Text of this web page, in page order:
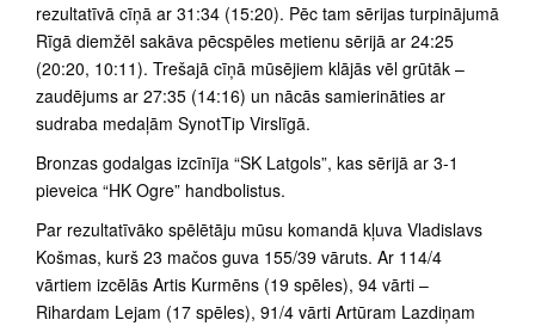
rezultatīvā cīņā ar 31:34 (15:20). Pēc tam sērijas turpinājumā
Rīgā diemžēl sakāva pēcspēles metienu sērijā ar 24:25
(20:20, 10:11). Trešajā cīņā mūsējiem klājās vēl grūtāk –
zaudējums ar 27:35 (14:16) un nācās samierināties ar
sudraba medaļām SynotTip Virslīgā.
Bronzas godalgas izcīnīja “SK Latgols”, kas sērijā ar 3-1
pieveica “HK Ogre” handbolistus.
Par rezultatīvāko spēlētāju mūsu komandā kļuva Vladislavs
Košmas, kurš 23 mačos guva 155/39 vāruts. Ar 114/4
vārtiem izcēlās Artis Kurmēns (19 spēles), 94 vārti –
Rihardam Lejam (17 spēles), 91/4 vārti Artūram Lazdiņam